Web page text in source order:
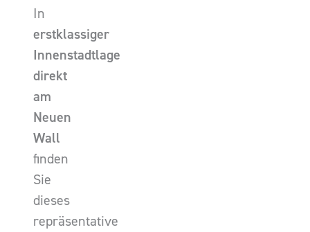
In
erstklassiger
Innenstadtlage
direkt
am
Neuen
Wall
finden
Sie
dieses
repräsentative